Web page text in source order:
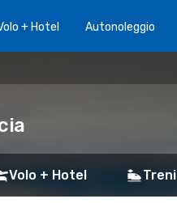
+ Hotel Autonoleggio
Volo + Hotel Treni